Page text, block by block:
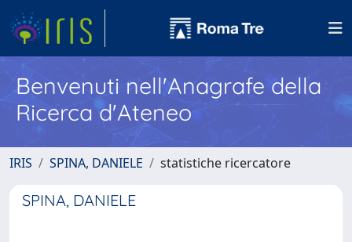
Benvenuti nell'Anagrafe della
Ricerca d'Ateneo
IRIS SPINA, DANIELE statistiche ricercatore
SPINA, DANIELE